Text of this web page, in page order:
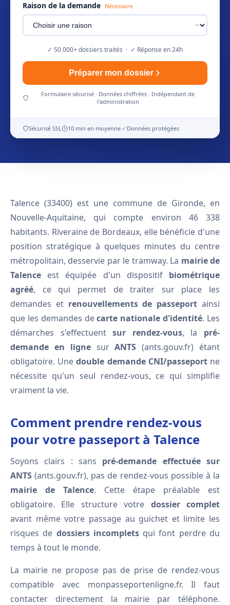
Raison de la demande Nécessaire
✓ 50 000+ dossiers traités · ✓ Réponse en 24h
Préparer mon dossier
Formulaire sécurisé · Données chiffrées · Indépendant de
l'administration
Sécurisé SSL 10 min en moyenne Données protégées
Talence (33400) est une commune de Gironde, en
Nouvelle-Aquitaine, qui compte environ 46 338
habitants. Riveraine de Bordeaux, elle bénéficie d'une
position stratégique à quelques minutes du centre
métropolitain, desservie par le tramway. La mairie de
Talence est équipée d'un dispositif biométrique
agréé, ce qui permet de traiter sur place les
demandes et renouvellements de passeport ainsi
que les demandes decarte nationale d'identité. Les
démarches s'effectuentsur rendez-vous, la pré-
demande en lignesurANTS (ants.gouv.fr) étant
obligatoire. Unedouble demande CNI/passeportne
nécessite qu'un seul rendez-vous, ce qui simplifie
vraiment la vie.
Comment prendre rendez-vous
pour votre passeport à Talence
Soyons clairs : sans pré-demande effectuée sur
ANTS (ants.gouv.fr), pas de rendez-vous possible à la
mairie de Talence. Cette étape préalable est
obligatoire. Elle structure votre dossier complet
avant même votre passage au guichet et limite les
risques de dossiers incompletsqui font perdre du
temps à tout le monde.
La mairie ne propose pas de prise de rendez-vous
compatible avec monpasseportenligne.fr. Il faut
contacter directement la mairie par téléphone.